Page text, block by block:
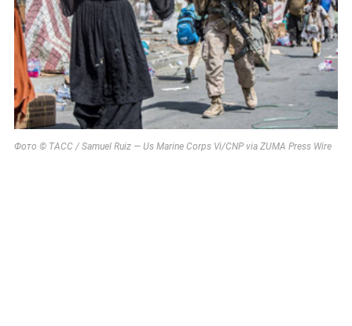
Фото © ТАСС / Samuel Ruiz — Us Marine Corps Vi/CNP via ZUMA Press Wire